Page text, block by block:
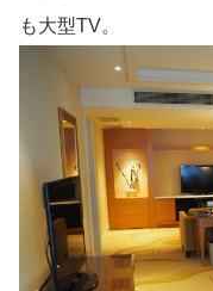
も大型TV。